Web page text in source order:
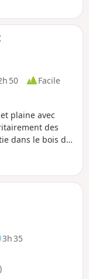
50
Facile
plaine avec
des
dans le bois de
3h 35